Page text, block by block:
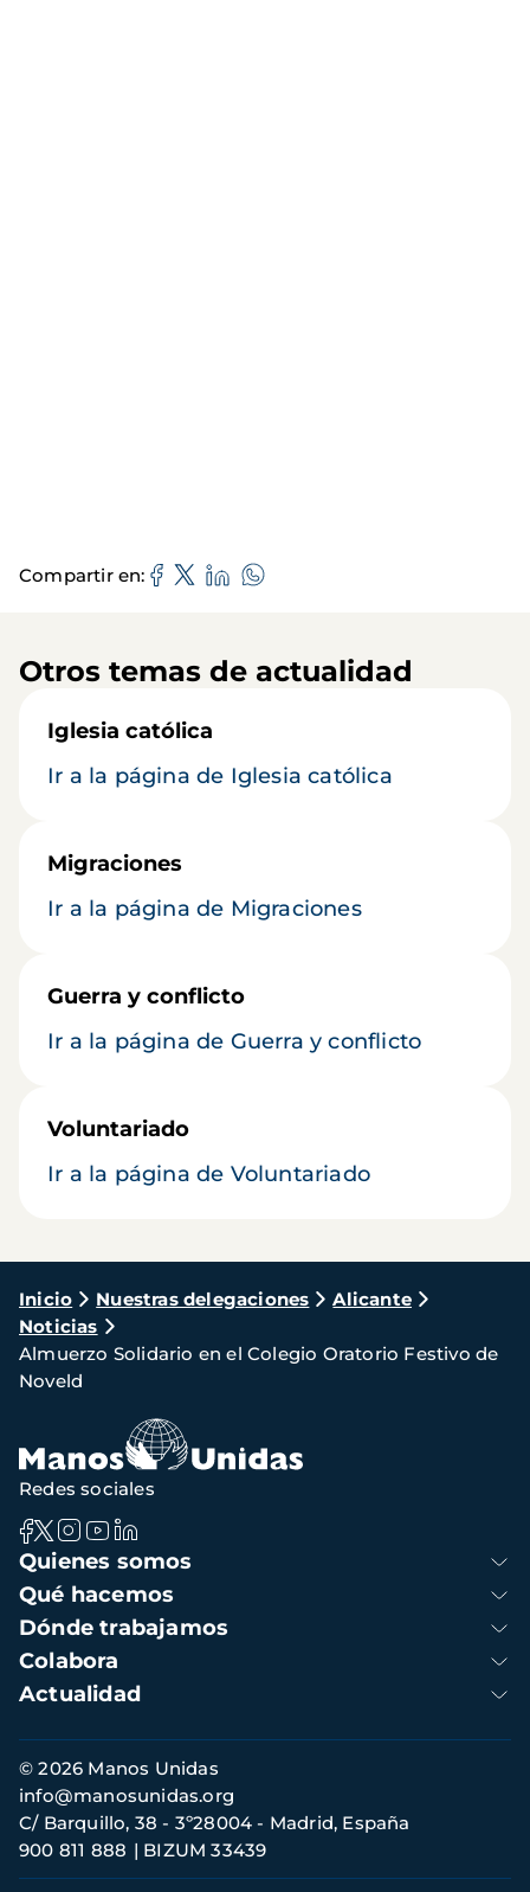
Compartir en
Otros temas de actualidad
Iglesia católica
Ir a la página de Iglesia católica
Migraciones
Ir a la página de Migraciones
Guerra y conflicto
Ir a la página de Guerra y conflicto
Voluntariado
Ir a la página de Voluntariado
Ruta
de
navegación
Inicio Nuestras delegaciones
Alicante
Noticias
Almuerzo Solidario en el Colegio Oratorio Festivo de
Noveld
Navegación
principal
Quienes somos
Qué hacemos
Dónde trabajamos
Colabora
Actualidad
Redes sociales
Información
de
contacto
© 2026 Manos Unidas
C/ Barquillo, 38 - 3º28004 - Madrid, España
900 811 888
BIZUM 33439
info@manosunidas.org